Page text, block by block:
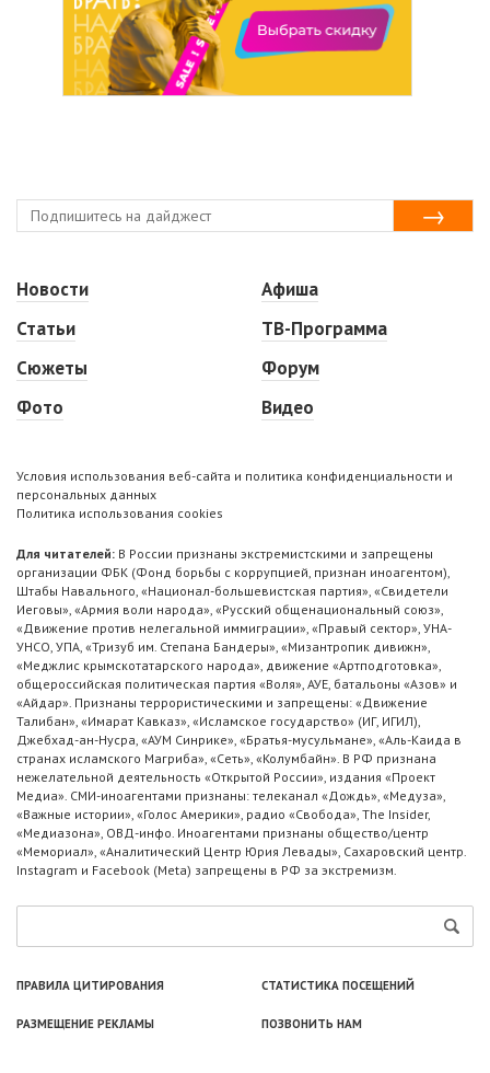
Новости
Статьи
Сюжеты
Фото
Афиша
ТВ-Программа
Форум
Видео
Условия использования веб-сайта и политика конфиденциальности и
персональных данных
Политика использования cookies
Для читателей: В России признаны экстремистскими и запрещены
организации ФБК (Фонд борьбы с коррупцией, признан иноагентом),
Штабы Навального, «Национал-большевистская партия», «Свидетели
Иеговы», «Армия воли народа», «Русский общенациональный союз»,
«Движение против нелегальной иммиграции», «Правый сектор», УНА-
УНСО, УПА, «Тризуб им. Степана Бандеры», «Мизантропик дивижн»,
«Меджлис крымскотатарского народа», движение «Артподготовка»,
общероссийская политическая партия «Воля», АУЕ, батальоны «Азов» и
«Айдар». Признаны террористическими и запрещены: «Движение
Талибан», «Имарат Кавказ», «Исламское государство» (ИГ, ИГИЛ),
Джебхад-ан-Нусра, «АУМ Синрике», «Братья-мусульмане», «Аль-Каида в
странах исламского Магриба», «Сеть», «Колумбайн». В РФ признана
нежелательной деятельность «Открытой России», издания «Проект
Медиа». СМИ-иноагентами признаны: телеканал «Дождь», «Медуза»,
«Важные истории», «Голос Америки», радио «Свобода», The Insider,
«Медиазона», ОВД-инфо. Иноагентами признаны общество/центр
«Мемориал», «Аналитический Центр Юрия Левады», Сахаровский центр.
Instagram и Facebook (Metа) запрещены в РФ за экстремизм.
ПРАВИЛА ЦИТИРОВАНИЯ СТАТИСТИКА ПОСЕЩЕНИЙ
РАЗМЕЩЕНИЕ РЕКЛАМЫ ПОЗВОНИТЬ НАМ